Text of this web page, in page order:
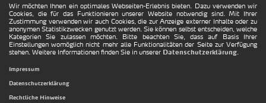
Wir möchten Ihnen ein optimales Webseiten-Erlebnis bieten. Dazu verwenden wir
Cookies, die für das Funktionieren unserer Website notwendig sind. Mit Ihrer
Zustimmung verwenden wir auch Cookies, die zur Anzeige externer Inhalte oder zu
anonymen Statistikzwecken genutzt werden. Sie können selbst entscheiden, welche
Kategorien Sie zulassen möchten. Bitte beachten Sie, dass auf Basis Ihrer
Einstellungen womöglich nicht mehr alle Funktionalitäten der Seite zur Verfügung
stehen. Weitere Informationen finden Sie in unserer Datenschutzerklärung.
Impressum
Datenschutzerklärung
Rechtliche Hinweise